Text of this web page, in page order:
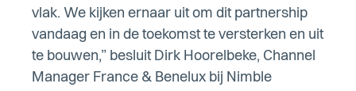
vlak. We kijken ernaar uit om dit partnership
vandaag en in de toekomst te versterken en uit
te bouwen,” besluit Dirk Hoorelbeke, Channel
Manager France & Benelux bij Nimble